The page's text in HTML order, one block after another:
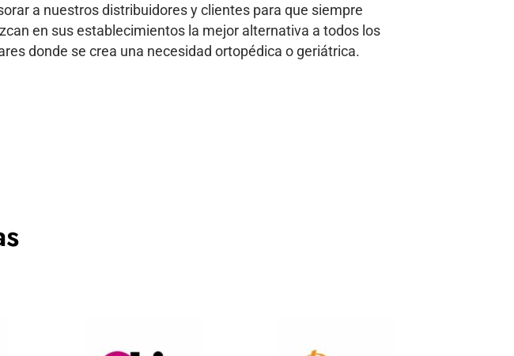
a nuestros distribuidores y clientes para que siempre
en sus establecimientos la mejor alternativa a todos los
donde se crea una necesidad ortopédica o geriátrica.